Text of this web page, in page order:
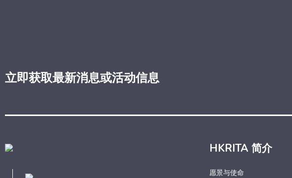
立即获取最新消息或活动信息
HKRITA 简介
愿景与使命